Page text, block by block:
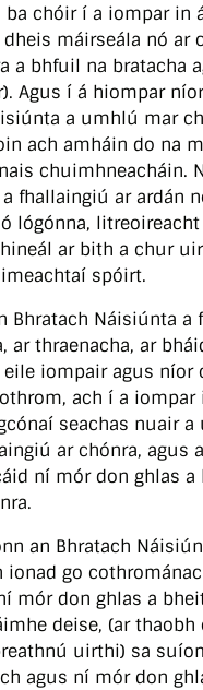
ba chóir í a iompar in
dheis máirseála nó ar
a bhfuil na bratacha
Agus í á hiompar
a umhlú mar
ach amháin do na
chuimhneacháin.
fhallaingiú ar ardán
lógónna, litreoireacht
ar bith a chur
spóirt.
Bhratach Náisiúnta a
ar thraenacha, ar
eile iompair agus níor
ach í a iompar
seachas nuair a
ar chónra, agus
ní mór don ghlas a
an Bhratach
go
mór don ghlas a
deise, (ar thaobh
uirthi) sa
agus ní mór don